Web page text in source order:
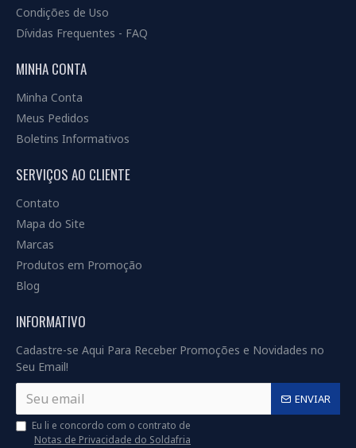
Condições de Uso
Dívidas Frequentes - FAQ
MINHA CONTA
Minha Conta
Meus Pedidos
Boletins Informativos
SERVIÇOS AO CLIENTE
Contato
Mapa do Site
Marcas
Produtos em Promoção
Blog
INFORMATIVO
Cadastre-se Aqui Para Receber Promoções e Novidades no
Seu Email!
ENVIAR
Eu li e concordo com o contrato de
Notas de Privacidade do Soldafria